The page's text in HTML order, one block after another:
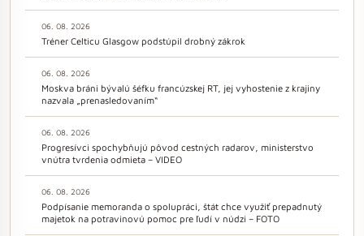
06. 08. 2026
Tréner Celticu Glasgow podstúpil drobný zákrok
06. 08. 2026
Moskva bráni bývalú šéfku francúzskej RT, jej vyhostenie z krajiny
nazvala „prenasledovaním“
06. 08. 2026
Progresívci spochybňujú pôvod cestných radarov, ministerstvo
vnútra tvrdenia odmieta – VIDEO
06. 08. 2026
Podpísanie memoranda o spolupráci, štát chce využiť prepadnutý
majetok na potravinovú pomoc pre ľudí v núdzi – FOTO